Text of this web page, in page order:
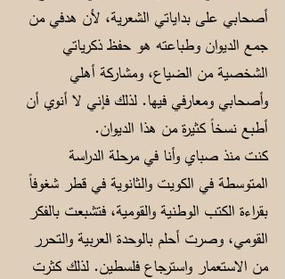
أصحابي على بداياتي الشعرية، لأن هدفي من
جمع الديوان وطباعته هو حفظ ذكرياتي
الشخصية من الضياع، ومشاركة أهلي
وأصحابي ومعارفي فيها. لذلك فإني لا أنوي أن
أطبع نسخاً كثيرة من هذا الديوان.
كنت منذ صباي وأنا في مرحلة الدراسة
المتوسطة في الكويت والثانوية في قطر شغوفاً
بقراءة الكتب الوطنية والقومية، فتشبعت بالفكر
القومي، وصرت أحلم بالوحدة العربية والتحرر
من الاستعمار واسترجاع فلسطين. لذلك كثرت